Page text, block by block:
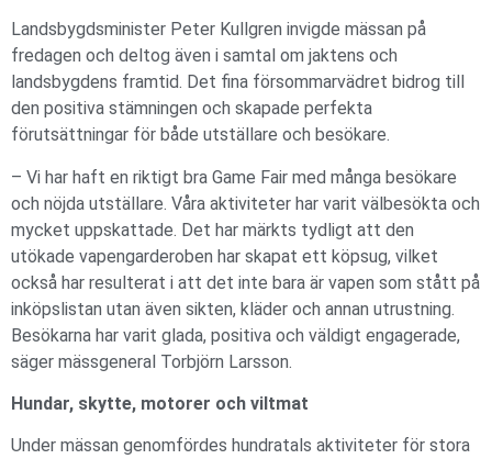
Landsbygdsminister Peter Kullgren invigde mässan på
fredagen och deltog även i samtal om jaktens och
landsbygdens framtid. Det fina försommarvädret bidrog till
den positiva stämningen och skapade perfekta
förutsättningar för både utställare och besökare.
– Vi har haft en riktigt bra Game Fair med många besökare
och nöjda utställare. Våra aktiviteter har varit välbesökta och
mycket uppskattade. Det har märkts tydligt att den
utökade vapengarderoben har skapat ett köpsug, vilket
också har resulterat i att det inte bara är vapen som stått på
inköpslistan utan även sikten, kläder och annan utrustning.
Besökarna har varit glada, positiva och väldigt engagerade,
säger mässgeneral Torbjörn Larsson.
Hundar, skytte, motorer och viltmat
Under mässan genomfördes hundratals aktiviteter för stora